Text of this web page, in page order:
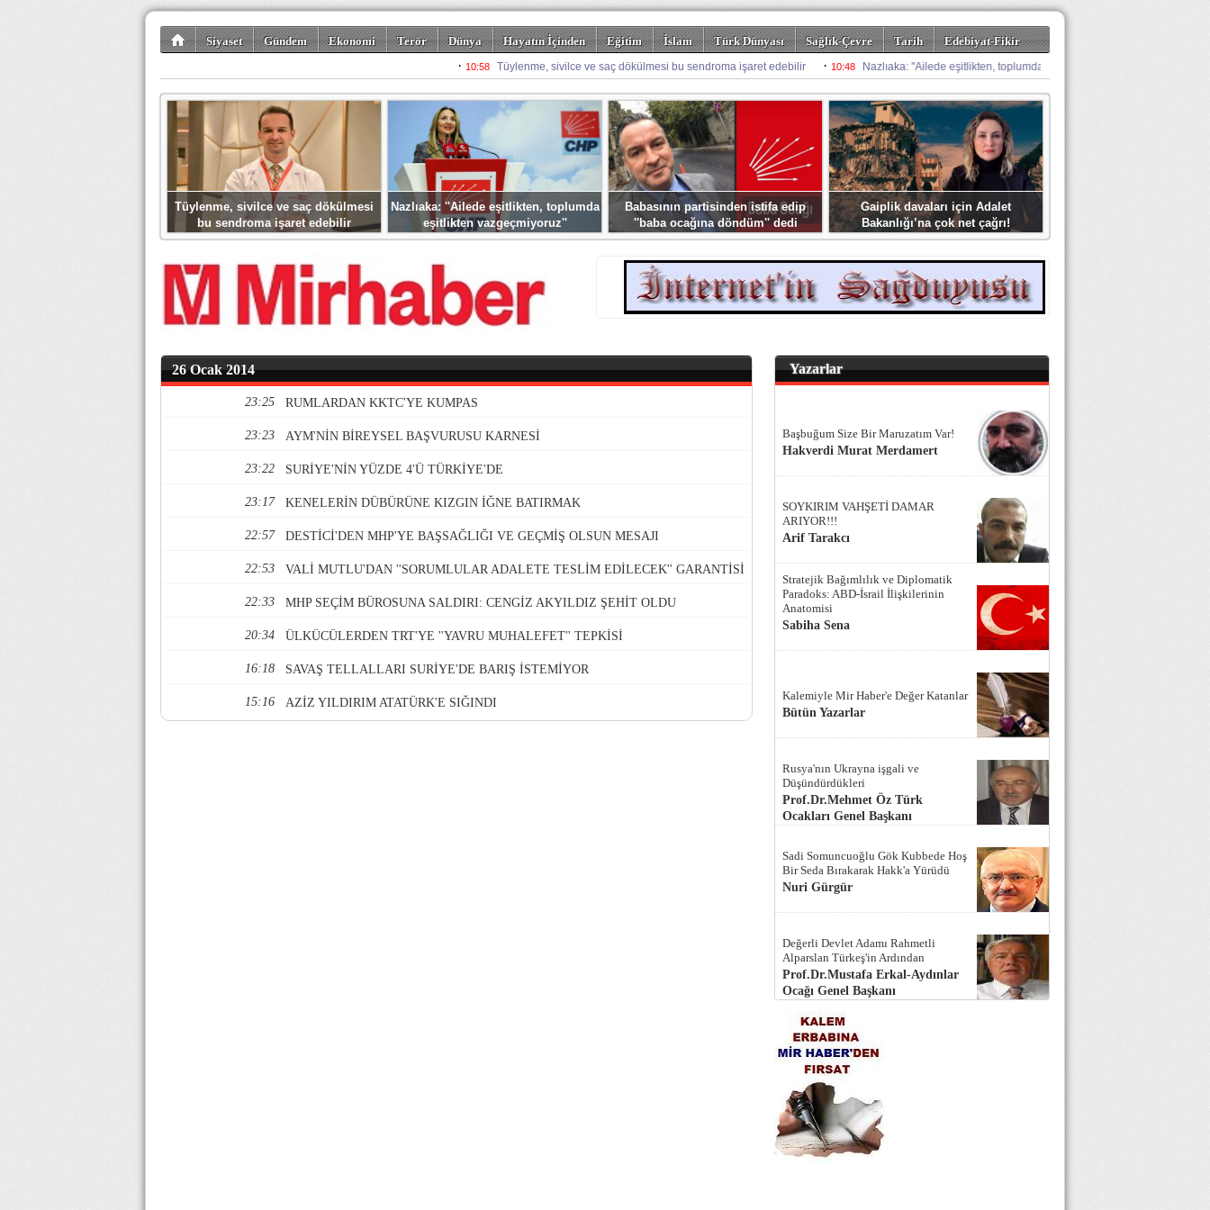
Siyaset Gündem Ekonomi Terör Dünya Hayatın İçinden Eğitim İslam Türk Dünyası Sağlık-Çevre Tarih
Edebiyat-Fikir
Spor Misafir Kalem Foto Galeriler
Tüylenme, sivilce ve saç dökülmesi
bu sendroma işaret edebilir
Nazlıaka: ''Ailede eşitlikten, toplumda
eşitlikten vazgeçmiyoruz''
Babasının partisinden istifa edip
''baba ocağına döndüm'' dedi
Gaiplik davaları için Adalet
Bakanlığı’na çok net çağrı!
26 Ocak 2014
23:25 RUMLARDAN KKTC'YE KUMPAS
23:23 AYM'NİN BİREYSEL BAŞVURUSU KARNESİ
23:22 SURİYE'NİN YÜZDE 4'Ü TÜRKİYE'DE
23:17 KENELERİN DÜBÜRÜNE KIZGIN İĞNE BATIRMAK
22:57 DESTİCİ'DEN MHP'YE BAŞSAĞLIĞI VE GEÇMİŞ OLSUN MESAJI
22:53 VALİ MUTLU'DAN ''SORUMLULAR ADALETE TESLİM EDİLECEK'' GARANTİSİ
22:33 MHP SEÇİM BÜROSUNA SALDIRI: CENGİZ AKYILDIZ ŞEHİT OLDU
20:34 ÜLKÜCÜLERDEN TRT'YE ''YAVRU MUHALEFET'' TEPKİSİ
16:18 SAVAŞ TELLALLARI SURİYE'DE BARIŞ İSTEMİYOR
15:16 AZİZ YILDIRIM ATATÜRK'E SIĞINDI
Yazarlar
Başbuğum Size Bir Maruzatım Var!
Hakverdi Murat Merdamert
SOYKIRIM VAHŞETİ DAMAR
ARIYOR!!!
Arif Tarakcı
Stratejik Bağımlılık ve Diplomatik
Paradoks: ABD-İsrail İlişkilerinin
Anatomisi
Sabiha Sena
Kalemiyle Mir Haber'e Değer Katanlar
Bütün Yazarlar
Rusya'nın Ukrayna işgali ve
Düşündürdükleri
Prof.Dr.Mehmet Öz Türk
Ocakları Genel Başkanı
Sadi Somuncuoğlu Gök Kubbede Hoş
Bir Seda Bırakarak Hakk'a Yürüdü
Nuri Gürgür
Değerli Devlet Adamı Rahmetli
Alparslan Türkeş'in Ardından
Prof.Dr.Mustafa Erkal-Aydınlar
Ocağı Genel Başkanı